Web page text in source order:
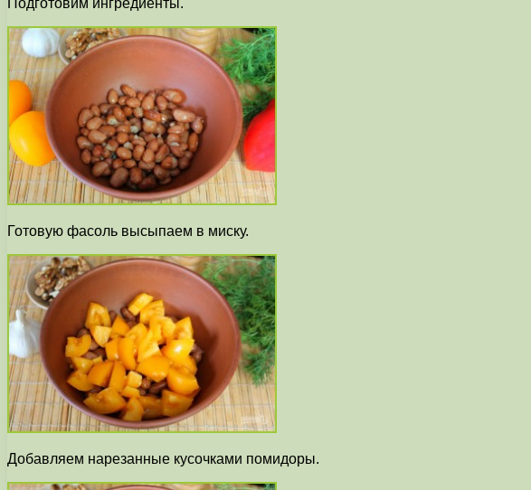
Подготовим ингредиенты.
Готовую фасоль высыпаем в миску.
Добавляем нарезанные кусочками помидоры.